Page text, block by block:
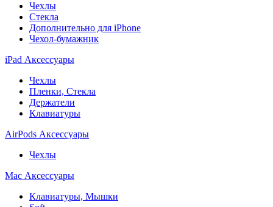
Чехлы
Стекла
Дополнительно для iPhone
Чехол-бумажник
iPad Аксессуары
Чехлы
Пленки, Стекла
Держатели
Клавиатуры
AirPods Аксессуары
Чехлы
Mac Аксессуары
Клавиатуры, Мышки